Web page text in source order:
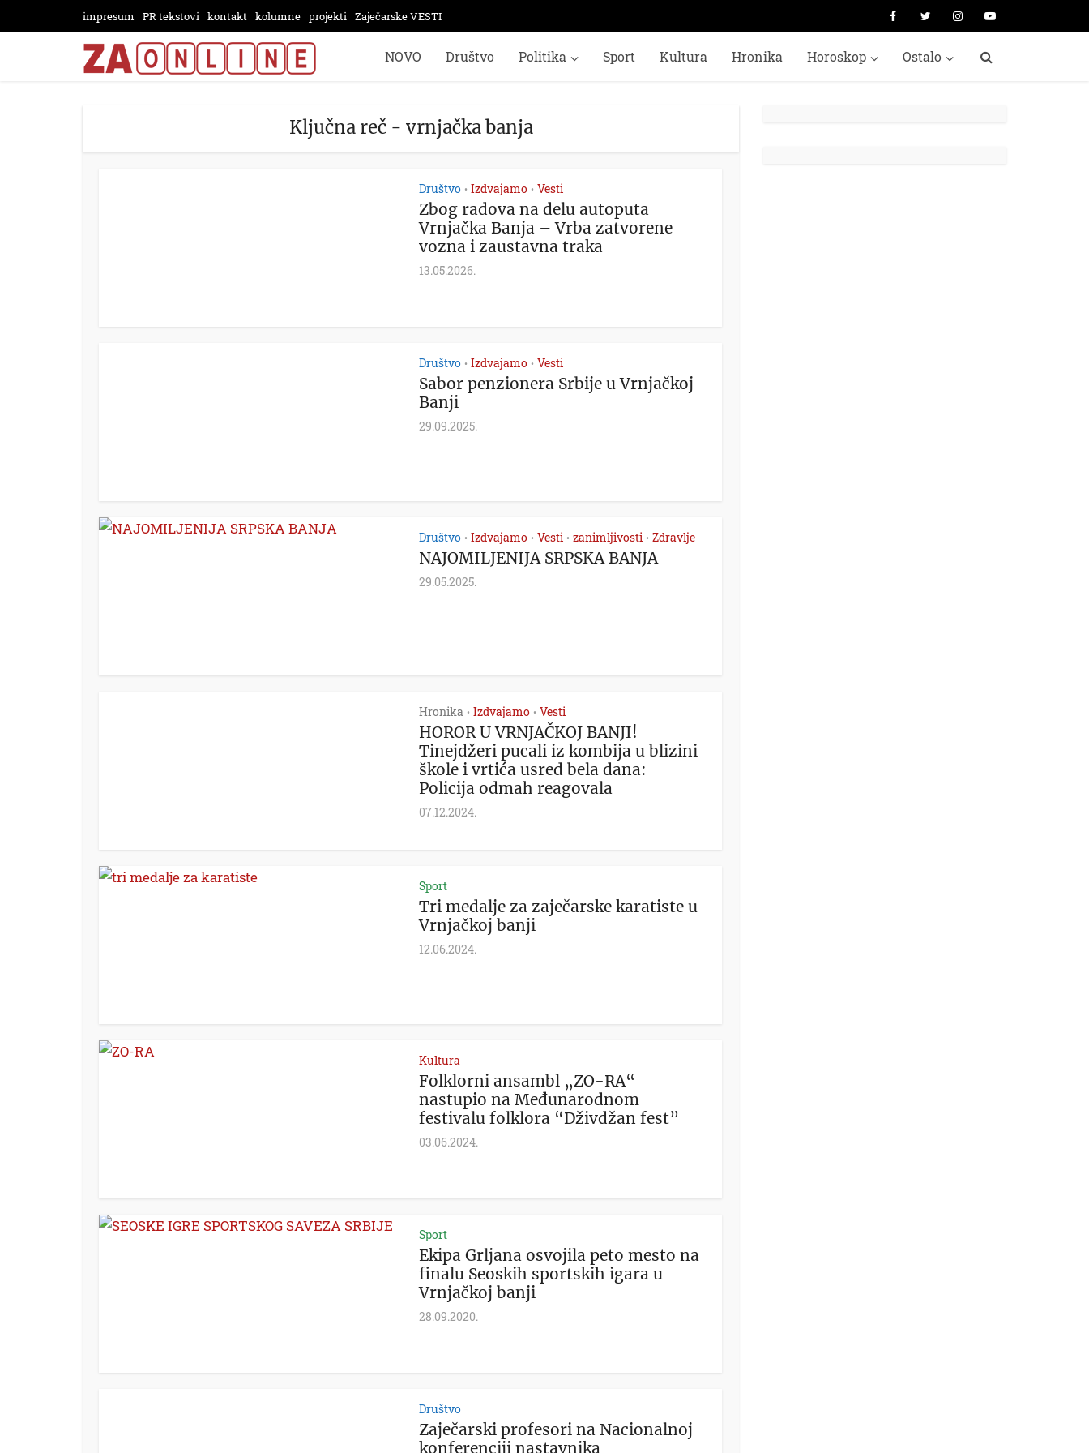
impresum PR tekstovi kontakt kolumne projekti Zaječarske VESTI
NOVO Društvo Politika Sport Kultura Hronika Horoskop Ostalo
Ključna reč - vrnjačka banja
Društvo • Izdvajamo • Vesti
Zbog radova na delu autoputa
Vrnjačka Banja – Vrba zatvorene
vozna i zaustavna traka
13.05.2026.
Društvo • Izdvajamo • Vesti
Sabor penzionera Srbije u Vrnjačkoj
Banji
29.09.2025.
Društvo • Izdvajamo • Vesti • zanimljivosti • Zdravlje
NAJOMILJENIJA SRPSKA BANJA
29.05.2025.
Hronika • Izdvajamo • Vesti
HOROR U VRNJAČKOJ BANJI!
Tinejdžeri pucali iz kombija u blizini
škole i vrtića usred bela dana:
Policija odmah reagovala
07.12.2024.
Sport
Tri medalje za zaječarske karatiste u
Vrnjačkoj banji
12.06.2024.
Kultura
Folklorni ansambl „ZO-RA“
nastupio na Međunarodnom
festivalu folklora “Dživdžan fest”
03.06.2024.
Sport
Ekipa Grljana osvojila peto mesto na
finalu Seoskih sportskih igara u
Vrnjačkoj banji
28.09.2020.
Društvo
Zaječarski profesori na Nacionalnoj
konferenciji nastavnika